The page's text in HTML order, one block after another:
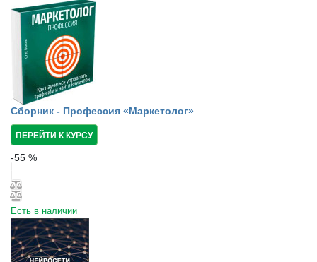
Сборник - Профессия «Маркетолог»
ПЕРЕЙТИ К КУРСУ
-55 %
Есть в наличии